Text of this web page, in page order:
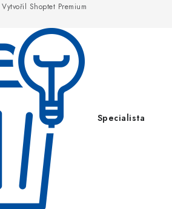
Vytvořil Shoptet Premium
Specialista